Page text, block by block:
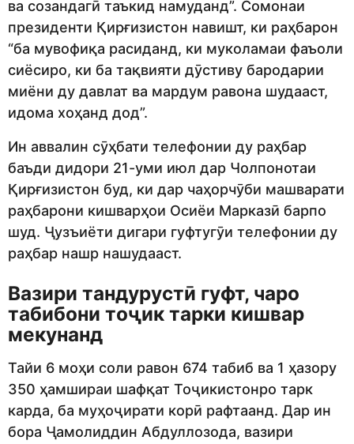
ва созандагӣ таъкид намуданд”. Сомонаи
президенти Қирғизистон навишт, ки раҳбарон
“ба мувофиқа расиданд, ки муколамаи фаъоли
сиёсиро, ки ба тақвияти дӯстиву бародарии
миёни ду давлат ва мардум равона шудааст,
идома хоҳанд дод”.
Ин аввалин сӯҳбати телефонии ду раҳбар
баъди дидори 21-уми июл дар Чолпонотаи
Қирғизистон буд, ки дар чаҳорчӯби машварати
раҳбарони кишварҳои Осиёи Марказӣ барпо
шуд. Ҷузъиёти дигари гуфтугӯи телефонии ду
раҳбар нашр нашудааст.
Вазири тандурустӣ гуфт, чаро
табибони тоҷик тарки кишвар
мекунанд
Тайи 6 моҳи соли равон 674 табиб ва 1 ҳазору
350 ҳамшираи шафқат Тоҷикистонро тарк
карда, ба муҳоҷирати корӣ рафтаанд. Дар ин
бора Ҷамолиддин Абдуллозода, вазири